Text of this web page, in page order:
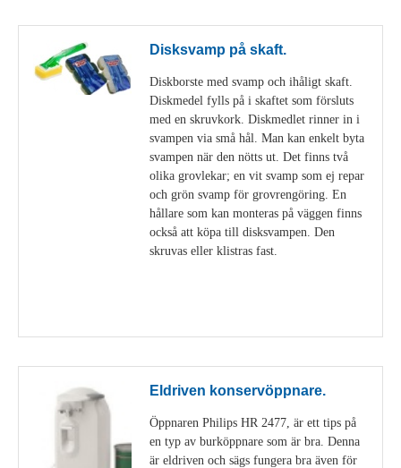
Disksvamp på skaft.
Diskborste med svamp och ihåligt skaft.
Diskmedel fylls på i skaftet som försluts
med en skruvkork. Diskmedlet rinner in i
svampen via små hål. Man kan enkelt byta
svampen när den nötts ut. Det finns två
olika grovlekar; en vit svamp som ej repar
och grön svamp för grovrengöring. En
hållare som kan monteras på väggen finns
också att köpa till disksvampen. Den
skruvas eller klistras fast.
Eldriven konservöppnare.
Öppnaren Philips HR 2477, är ett tips på
en typ av burköppnare som är bra. Denna
är eldriven och sägs fungera bra även för